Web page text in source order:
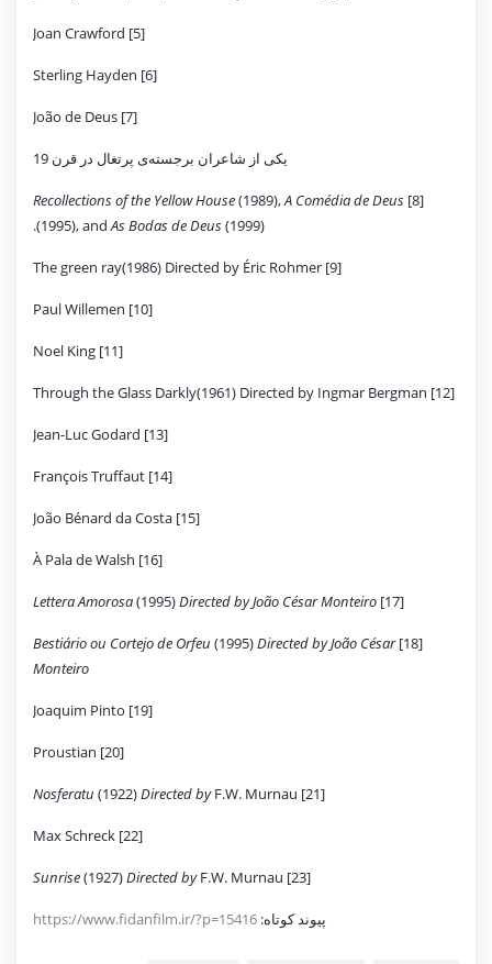
[5] Joan Crawford
[6] Sterling Hayden
[7] João de Deus
یکی از شاعران برجسته‌ی پرتغال در قرن 19
[8]
Recollections of the Yellow House(1989),A Comédia de Deus
(1995), andAs Bodas de Deus(1999).
[9] The green ray(1986) Directed by Éric Rohmer
[10] Paul Willemen
[11] Noel King
[12] Through the Glass Darkly(1961) Directed by Ingmar Bergman
[13] Jean-Luc Godard
[14] François Truffaut
[15] João Bénard da Costa
[16] À Pala de Walsh
[17]
Lettera Amorosa(1995)Directed by João César Monteiro
[18]
Bestiário ou Cortejo de Orfeu (1995)Directed by João César
Monteiro
[19] Joaquim Pinto
[20] Proustian
[21]
Nosferatu (1922)Directed byF.W. Murnau
[22] Max Schreck
[23]
Sunrise(1927)Directed byF.W. Murnau
پیوند کوتاه: https://www.fidanfilm.ir/?p=15416